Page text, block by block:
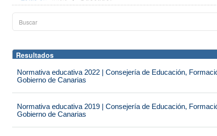
Resultados
Normativa educativa 2022 | Consejería de Educación,
Gobierno de Canarias
Normativa educativa 2019 | Consejería de Educación,
Gobierno de Canarias